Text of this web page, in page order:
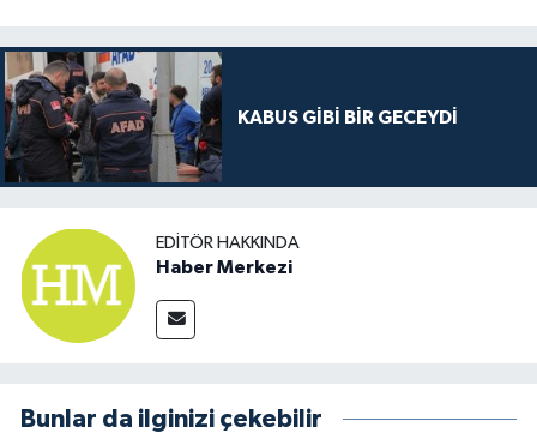
KABUS GİBİ BİR GECEYDİ
EDITÖR HAKKINDA
Haber Merkezi
Bunlar da ilginizi çekebilir